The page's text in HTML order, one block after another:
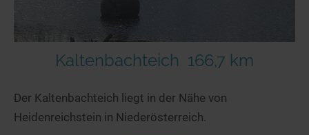
Kaltenbachteich 166,7 km
Der Kaltenbachteich liegt in der Nähe von
Heidenreichstein in Niederösterreich.